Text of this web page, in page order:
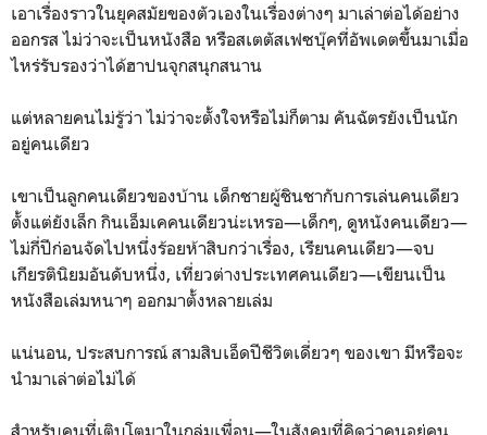
เอาเรื่องราวในยุคสมัยของตัวเองในเรื่องต่างๆ มาเล่าต่อได้อย่าง
ออกรส ไม่ว่าจะเป็นหนังสือ หรือสเตตัสเฟซบุ๊คที่อัพเดตขึ้นมาเมื่อ
ไหร่รับรองว่าได้ฮาปนจุกสนุกสนาน
แต่หลายคนไม่รู้ว่า ไม่ว่าจะตั้งใจหรือไม่ก็ตาม คันฉัตรยังเป็นนัก
อยู่คนเดียว
เขาเป็นลูกคนเดียวของบ้าน เด็กชายผู้ชินชากับการเล่นคนเดียว
ตั้งแต่ยังเล็ก กินเอ็มเคคนเดียวน่ะเหรอ—เด็กๆ, ดูหนังคนเดียว—
ไม่กี่ปีก่อนจัดไปหนึ่งร้อยห้าสิบกว่าเรื่อง, เรียนคนเดียว—จบ
เกียรตินิยมอันดับหนึ่ง, เที่ยวต่างประเทศคนเดียว—เขียนเป็น
หนังสือเล่มหนาๆ ออกมาตั้งหลายเล่ม
แน่นอน, ประสบการณ์ สามสิบเอ็ดปีชีวิตเดี่ยวๆ ของเขา มีหรือจะ
นำมาเล่าต่อไม่ได้